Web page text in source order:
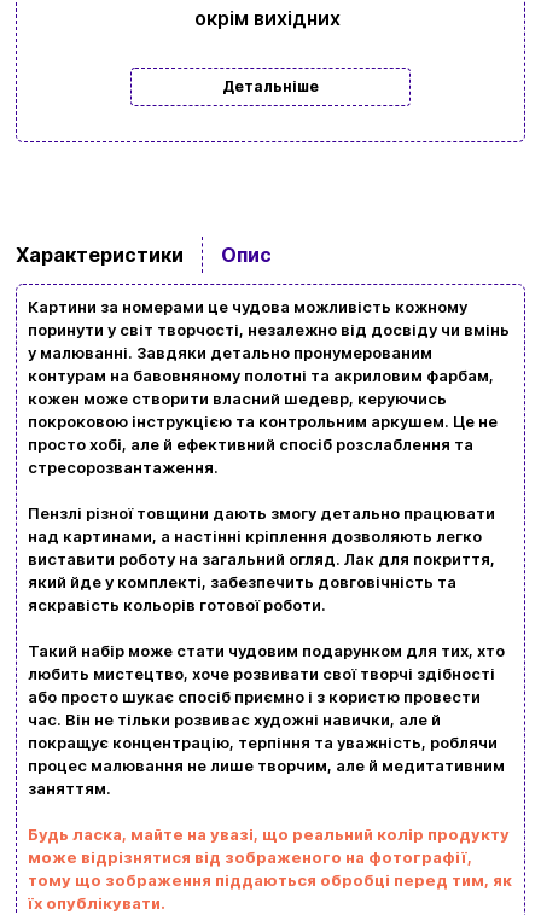
окрім вихідних
Детальніше
Характеристики Опис
Картини за номерами це чудова можливість кожному
поринути у світ творчості, незалежно від досвіду чи вмінь
у малюванні. Завдяки детально пронумерованим
контурам на бавовняному полотні та акриловим фарбам,
кожен може створити власний шедевр, керуючись
покроковою інструкцією та контрольним аркушем. Це не
просто хобі, але й ефективний спосіб розслаблення та
стресорозвантаження.
Пензлі різної товщини дають змогу детально працювати
над картинами, а настінні кріплення дозволяють легко
виставити роботу на загальний огляд. Лак для покриття,
який йде у комплекті, забезпечить довговічність та
яскравість кольорів готової роботи.
Такий набір може стати чудовим подарунком для тих, хто
любить мистецтво, хоче розвивати свої творчі здібності
або просто шукає спосіб приємно і з користю провести
час. Він не тільки розвиває художні навички, але й
покращує концентрацію, терпіння та уважність, роблячи
процес малювання не лише творчим, але й медитативним
заняттям.
Будь ласка, майте на увазі, що реальний колір продукту
може відрізнятися від зображеного на фотографії,
тому що зображення піддаються обробці перед тим, як
їх опублікувати.
Вхід Реєстрація
Бренди
Доставка та оплата
Новини та статті
Повернення та обмін товарів
Політика конфіденційності
Контакти
+380996393746
+380634324164
kubix.boardgames@gmail.com
Ваш кошик зараз порожній
обовʼязково знайдете щось цікавеньке